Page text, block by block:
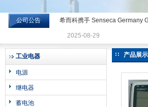
希而科工业控制设备有限公司
公司公告 希而科携手 Senseca Germany
2025-08-29
工业电器
电源
继电器
蓄电池
产品展示